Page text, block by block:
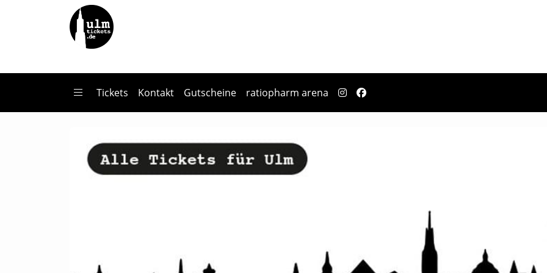
Zum Hauptinhalt springen
Tickets Kontakt Gutscheine ratiopharm arena
Lydia Benecke - Die Kriminalpsychologie des Serienmordes